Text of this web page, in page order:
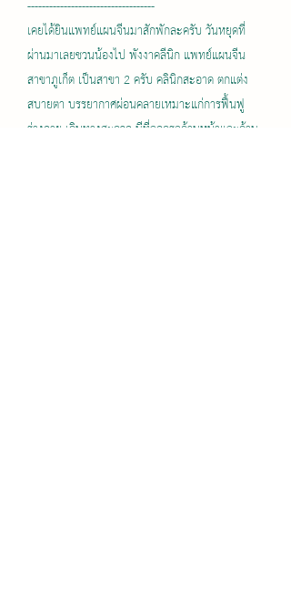
-----------------------------------
เคยได้ยินแพทย์แผนจีนมาสักพักละครับ วันหยุดที่
ผ่านมาเลยชวนน้องไป พังงาคลีนิก แพทย์แผนจีน
สาขาภูเก็ต เป็นสาขา 2 ครับ คลินิกสะอาด ตกแต่ง
สบายตา บรรยากาศผ่อนคลายเหมาะแก่การฟื้นฟู
ร่างกาย เดินทางสะดวก มีที่จอดรถด้านหน้าและด้าน